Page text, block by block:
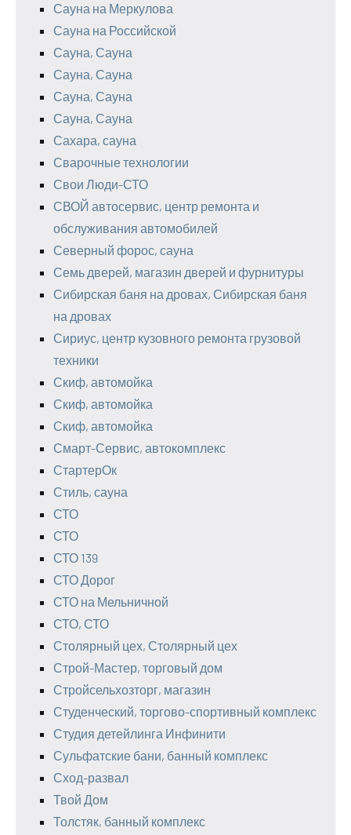
Сауна на Меркулова
Сауна на Российской
Сауна, Сауна
Сауна, Сауна
Сауна, Сауна
Сауна, Сауна
Сахара, сауна
Сварочные технологии
Свои Люди-СТО
СВОЙ автосервис, центр ремонта и
обслуживания автомобилей
Северный форос, сауна
Семь дверей, магазин дверей и фурнитуры
Сибирская баня на дровах, Сибирская баня
на дровах
Сириус, центр кузовного ремонта грузовой
техники
Скиф, автомойка
Скиф, автомойка
Скиф, автомойка
Смарт-Сервис, автокомплекс
СтартерОк
Стиль, сауна
СТО
СТО
СТО 139
СТО Дорог
СТО на Мельничной
СТО, СТО
Столярный цех, Столярный цех
Строй-Мастер, торговый дом
Стройсельхозторг, магазин
Студенческий, торгово-спортивный комплекс
Студия детейлинга Инфинити
Сульфатские бани, банный комплекс
Сход-развал
Твой Дом
Толстяк, банный комплекс